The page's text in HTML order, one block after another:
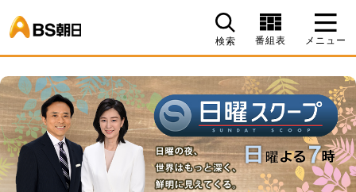
検索 番組表 メニュー